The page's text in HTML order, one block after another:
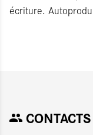
écriture.
CONTACTS